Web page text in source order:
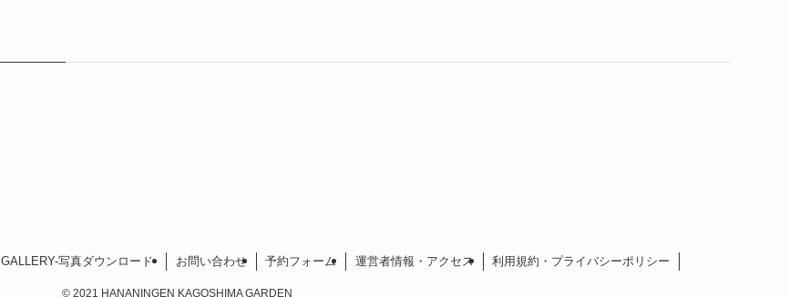
GALLERY-写真ダウンロード- お問い合わせ 予約フォーム 運営者情報・アクセス 利用規約・プライバシーポリシー
©2021 HANANINGEN KAGOSHIMA GARDEN